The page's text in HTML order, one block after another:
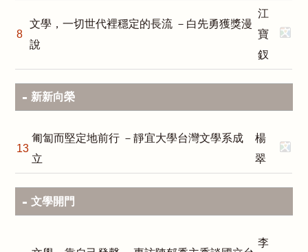
8
文學，一切世代裡穩定的長流 －白先勇獲獎漫
說
江
寶
釵
新新向榮
13
匍匐而堅定地前行 －靜宜大學台灣文學系成
立
楊
翠
文學開門
李